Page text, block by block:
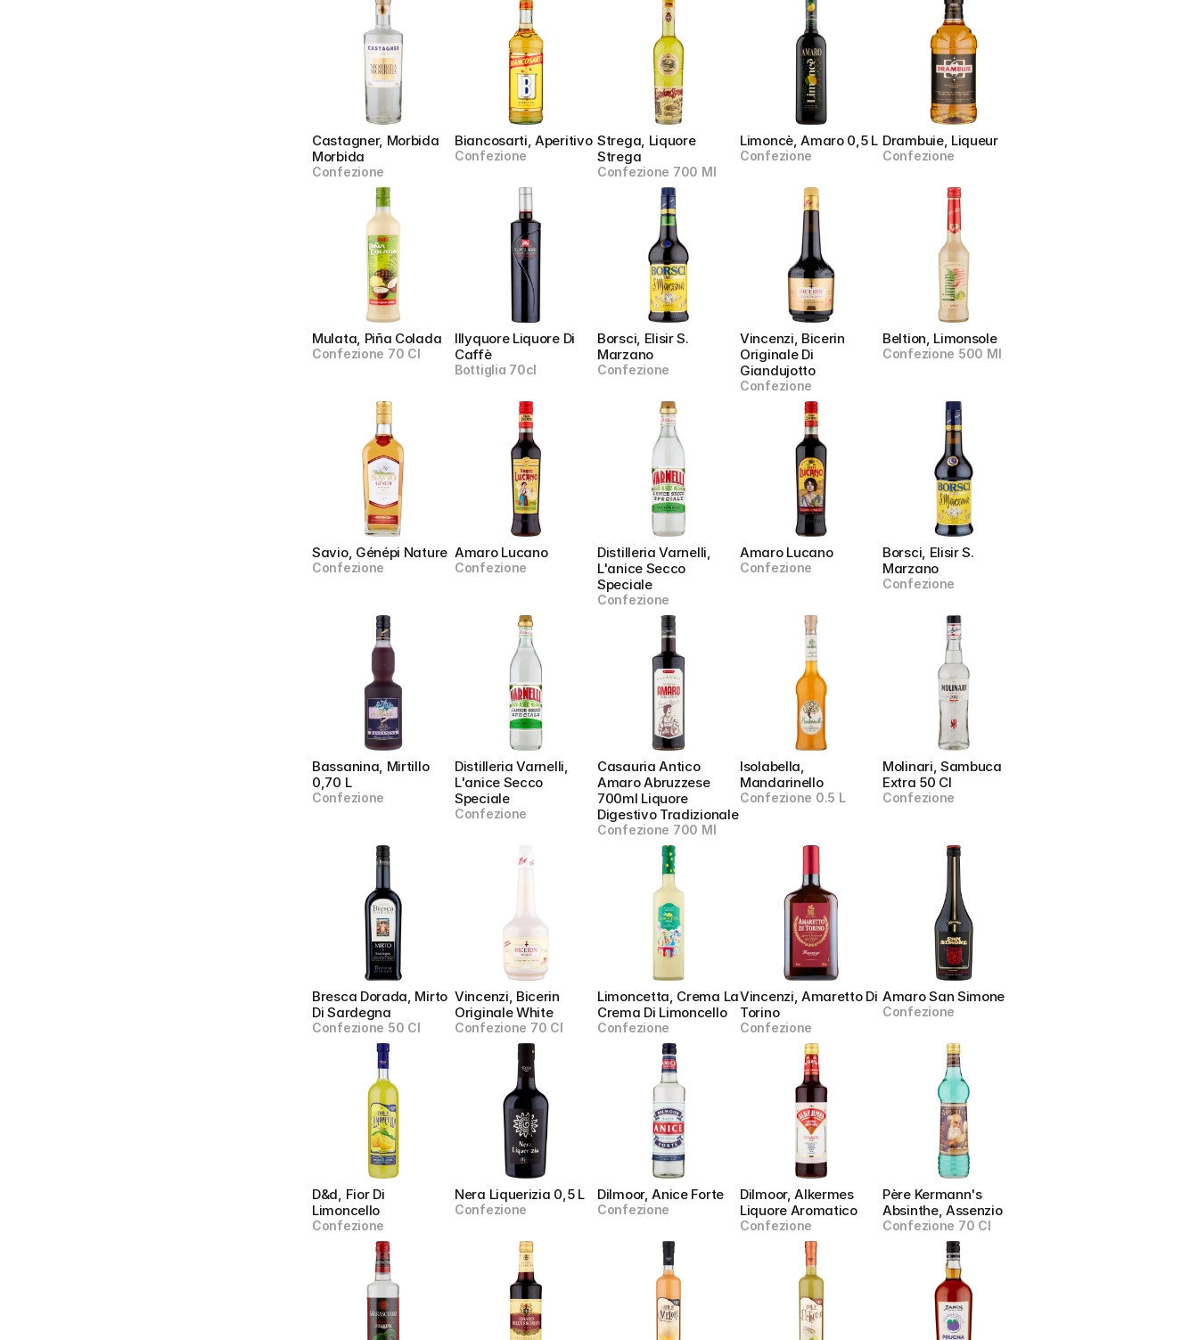
Castagner, Morbida
Morbida
Confezione
Biancosarti, Aperitivo
Confezione
Strega, Liquore
Strega
Confezione 700 Ml
Limoncè, Amaro 0,5 L
Confezione
Drambuie, Liqueur
Confezione
Mulata, Piña Colada
Confezione 70 Cl
Illyquore Liquore Di
Caffè
Bottiglia 70cl
Borsci, Elisir S.
Marzano
Confezione
Vincenzi, Bicerin
Originale Di
Giandujotto
Confezione
Beltion, Limonsole
Confezione 500 Ml
Savio, Génépi Nature
Confezione
Amaro Lucano
Confezione
Distilleria Varnelli,
L'anice Secco
Speciale
Confezione
Amaro Lucano
Confezione
Borsci, Elisir S.
Marzano
Confezione
Bassanina, Mirtillo
0,70 L
Confezione
Distilleria Varnelli,
L'anice Secco
Speciale
Confezione
Casauria Antico
Amaro Abruzzese
700ml Liquore
Digestivo Tradizionale
Confezione 700 Ml
Isolabella,
Mandarinello
Confezione 0.5 L
Molinari, Sambuca
Extra 50 Cl
Confezione
Bresca Dorada, Mirto
Di Sardegna
Confezione 50 Cl
Vincenzi, Bicerin
Originale White
Confezione 70 Cl
Limoncetta, Crema La
Crema Di Limoncello
Confezione
Vincenzi, Amaretto Di
Torino
Confezione
Amaro San Simone
Confezione
D&d, Fior Di
Limoncello
Confezione
Nera Liquerizia 0,5 L
Confezione
Dilmoor, Anice Forte
Confezione
Dilmoor, Alkermes
Liquore Aromatico
Confezione
Père Kermann's
Absinthe, Assenzio
Confezione 70 Cl